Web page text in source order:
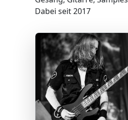
Dabei seit 2017